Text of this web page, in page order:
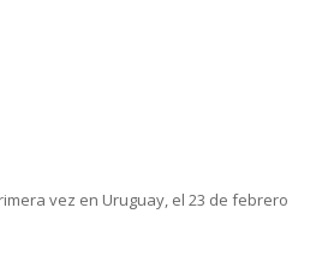
vez en Uruguay, el 23 de febrero